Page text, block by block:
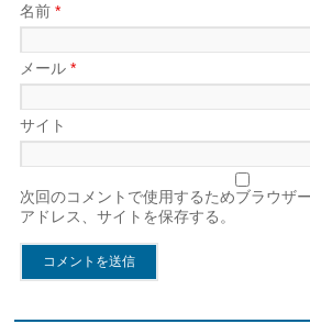
名前*
メール*
サイト
次回のコメントで使用するためブラウザ
アドレス、サイトを保存する。